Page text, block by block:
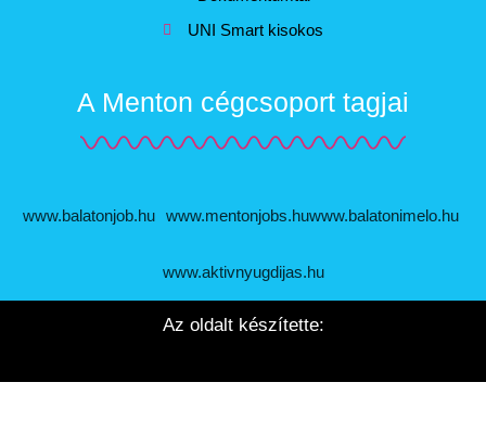
A Menton cégcsoport tagjai
www.balatonjob.hu www.mentonjobs.huwww.balatonimelo.hu
www.aktivnyugdijas.hu
UNI Smart kisokos
Az oldalt készítette: